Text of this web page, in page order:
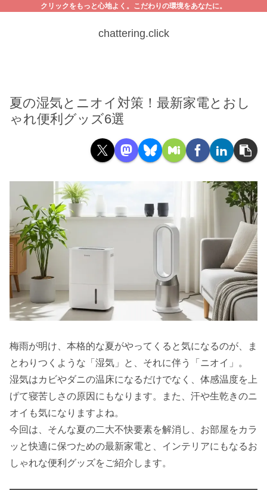
クリックをもっと心地よく。こだわりの環境をあなたに。
chattering.click
夏の湿気とニオイ対策！最新家電とおし
ゃれ便利グッズ6選
梅雨が明け、本格的な夏がやってくると気になるのが、ま
とわりつくような「湿気」と、それに伴う「ニオイ」。
湿気はカビやダニの温床になるだけでなく、体感温度を上
げて寝苦しさの原因にもなります。また、汗や生乾きのニ
オイも気になりますよね。
今回は、そんな夏の二大不快要素を解消し、お部屋をカラ
ッと快適に保つための最新家電と、インテリアにもなるお
しゃれな便利グッズをご紹介します。